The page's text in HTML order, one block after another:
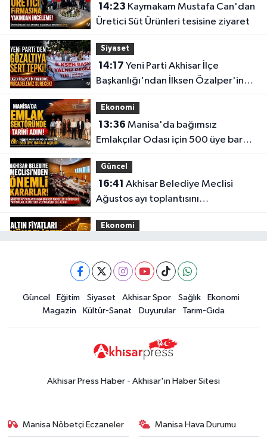
14:23
Üretici Süt Ürünleri tesisine ziyaret
Siyaset
14:17
Başkanlığı'ndan İlksen Özalper'in
gözaltına alınmasına tepki
Ekonomi
13:36
Emlakçılar Odası için 500 üye barajı
aşıldı
Güncel
16:41
Ağustos ayı toplantısını
gerçekleştirdi
Ekonomi
15:02Akhisar'da sıcak hava etkisini
sürdürüyor! İşte 5 günlük hava
durumu
Güncel
14:53
Güncel Eğitim Siyaset Akhisar Spor Sağlık
Ekonomi
Magazin
Kültür-Sanat Duyurular Tarım-Gıda
Akhisar Press Haber - Akhisar'ın Haber Sitesi
Manisa Nöbetçi Eczaneler Manisa Hava Durumu